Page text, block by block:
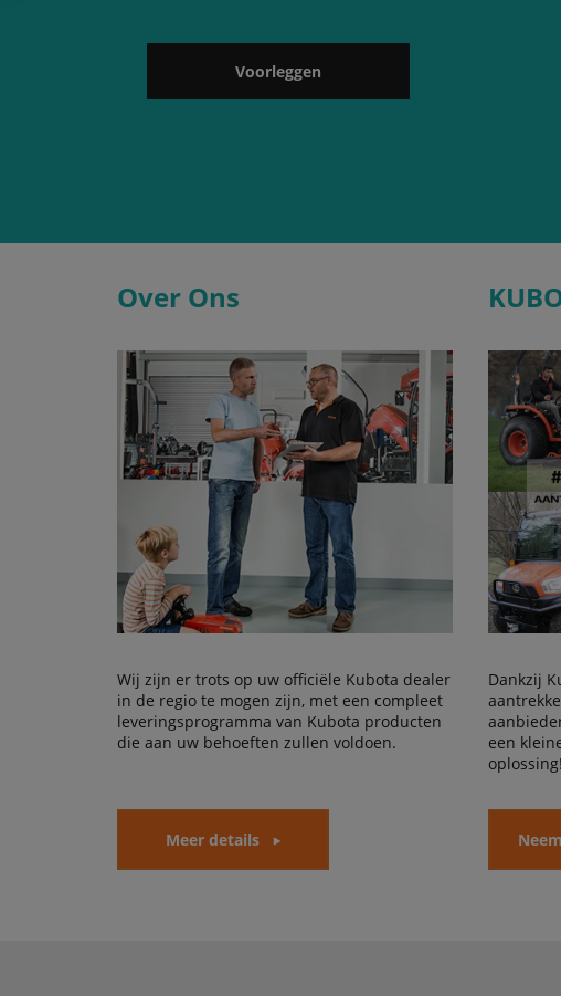
Voorleggen
Over Ons
Wij zijn er trots op uw officiële Kubota dealer
in de regio te mogen zijn, met een compleet
leveringsprogramma van Kubota producten
die aan uw behoeften zullen voldoen.
Meer details
Dankzij
een